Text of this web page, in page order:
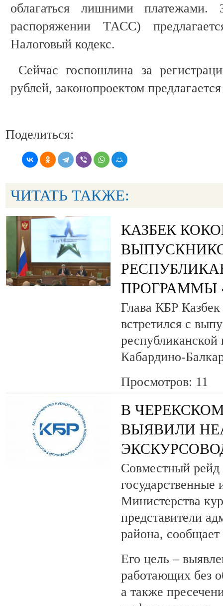
облагаться лишними платежами.
распоряжении ТАСС)
Налоговый кодекс.
Сейчас госпошлина за
рублей, законопроектом
Поделиться:
ЧИТАТЬ ТАКЖЕ:
КАЗБЕК
ПРОГРАММЫ
Глава КБР Казбек
встретился с
Кабардино-
Просмотров: 11
В
ВЫЯВИЛИ
Совместный рейд
государственные
Министерства
представители
района,
Его цель –
работающих без
а также